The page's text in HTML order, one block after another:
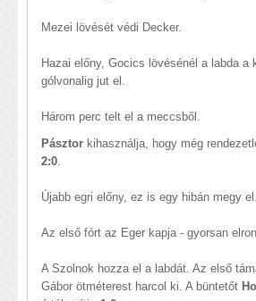
Mezei lövését védi Decker.
Hazai előny, Gocics lövésénél a labda a
gólvonalig jut el.
Három perc telt el a meccsből.
Pásztor kihasználja, hogy még
2:0
Újabb egri előny, ez is egy hibán megy el.
Az első fórt az Eger kapja - gyorsan
A Szolnok hozza el a labdát. Az első
Gábor ötméterest harcol ki. A büntetőt